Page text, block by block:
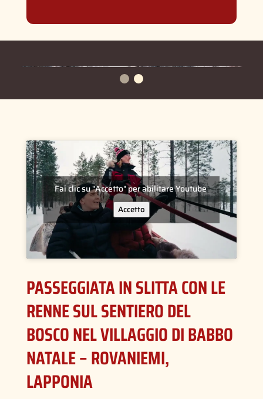
Fai clic su "Accetto" per abilitare Youtube
Accetto
PASSEGGIATA IN SLITTA CON LE
RENNE SUL SENTIERO DEL
BOSCO NEL VILLAGGIO DI BABBO
NATALE – ROVANIEMI,
LAPPONIA